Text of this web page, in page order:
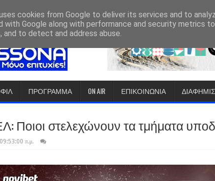
ΠΡΟΓΡΑΜΜΑ ON AIR ΕΠΙΚΟΙΝΩΝΙΑ
Ποιοι στελεχώνουν τα τμήματα
π.μ.
cookies from Google to deliver its services and to
with Google along with performance and security metrics
to detect and address abuse.